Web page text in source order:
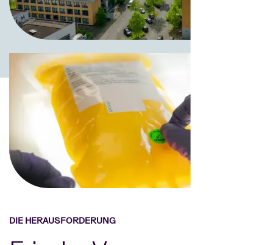
DIE HERAUSFORDERUNG